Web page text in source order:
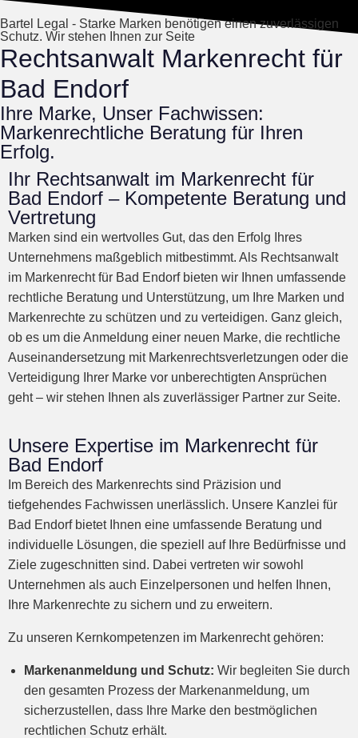
Bartel Legal - Starke Marken benötigen einen zuverlässigen
Schutz. Wir stehen Ihnen zur Seite
Rechtsanwalt Markenrecht für
Bad Endorf
Ihre Marke, Unser Fachwissen:
Markenrechtliche Beratung für Ihren
Erfolg.
Ihr Rechtsanwalt im Markenrecht für
Bad Endorf – Kompetente Beratung und
Vertretung
Marken sind ein wertvolles Gut, das den Erfolg Ihres
Unternehmens maßgeblich mitbestimmt. Als Rechtsanwalt
im Markenrecht für Bad Endorf bieten wir Ihnen umfassende
rechtliche Beratung und Unterstützung, um Ihre Marken und
Markenrechte zu schützen und zu verteidigen. Ganz gleich,
ob es um die Anmeldung einer neuen Marke, die rechtliche
Auseinandersetzung mit Markenrechtsverletzungen oder die
Verteidigung Ihrer Marke vor unberechtigten Ansprüchen
geht – wir stehen Ihnen als zuverlässiger Partner zur Seite.
Unsere Expertise im Markenrecht für
Bad Endorf
Im Bereich des Markenrechts sind Präzision und
tiefgehendes Fachwissen unerlässlich. Unsere Kanzlei für
Bad Endorf bietet Ihnen eine umfassende Beratung und
individuelle Lösungen, die speziell auf Ihre Bedürfnisse und
Ziele zugeschnitten sind. Dabei vertreten wir sowohl
Unternehmen als auch Einzelpersonen und helfen Ihnen,
Ihre Markenrechte zu sichern und zu erweitern.
Zu unseren Kernkompetenzen im Markenrecht gehören:
Markenanmeldung und Schutz: Wir begleiten Sie durch
den gesamten Prozess der Markenanmeldung, um
sicherzustellen, dass Ihre Marke den bestmöglichen
rechtlichen Schutz erhält.